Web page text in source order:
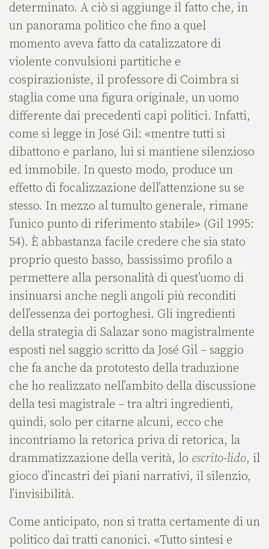
determinato. A ciò si aggiunge il fatto che, in
un panorama politico che fino a quel
momento aveva fatto da catalizzatore di
violente convulsioni partitiche e
cospirazioniste, il professore di Coimbra si
staglia come una figura originale, un uomo
differente dai precedenti capi politici. Infatti,
come si legge in José Gil: «mentre tutti si
dibattono e parlano, lui si mantiene silenzioso
ed immobile. In questo modo, produce un
effetto di focalizzazione dell’attenzione su se
stesso. In mezzo al tumulto generale, rimane
l’unico punto di riferimento stabile» (Gil 1995:
54). È abbastanza facile credere che sia stato
proprio questo basso, bassissimo profilo a
permettere alla personalità di quest’uomo di
insinuarsi anche negli angoli più reconditi
dell’essenza dei portoghesi. Gli ingredienti
della strategia di Salazar sono magistralmente
esposti nel saggio scritto da José Gil – saggio
che fa anche da prototesto della traduzione
che ho realizzato nell’ambito della discussione
della tesi magistrale – tra altri ingredienti,
quindi, solo per citarne alcuni, ecco che
incontriamo la retorica priva di retorica, la
drammatizzazione della verità, lo escrito-lido, il
gioco d’incastri dei piani narrativi, il silenzio,
l’invisibilità.
Come anticipato, non si tratta certamente di un
politico dai tratti canonici. «Tutto sintesi e